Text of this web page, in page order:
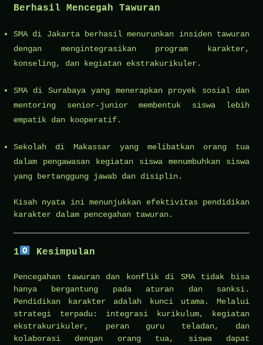
Berhasil Mencegah Tawuran
SMA di Jakarta berhasil menurunkan insiden tawuran
dengan mengintegrasikan program karakter,
konseling, dan kegiatan ekstrakurikuler.
SMA di Surabaya yang menerapkan proyek sosial dan
mentoring senior-junior membentuk siswa lebih
empatik dan kooperatif.
Sekolah di Makassar yang melibatkan orang tua
dalam pengawasan kegiatan siswa menumbuhkan siswa
yang bertanggung jawab dan disiplin.
Kisah nyata ini menunjukkan efektivitas pendidikan
karakter dalam pencegahan tawuran.
1 Kesimpulan
Pencegahan tawuran dan konflik di SMA tidak bisa
hanya bergantung pada aturan dan sanksi.
Pendidikan karakter adalah kunci utama. Melalui
strategi terpadu: integrasi kurikulum, kegiatan
ekstrakurikuler, peran guru teladan, dan
kolaborasi dengan orang tua, siswa dapat